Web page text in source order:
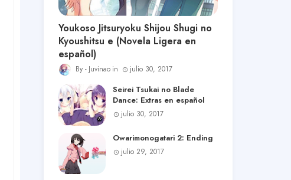
Youkoso Jitsuryoku Shijou Shugi no
Kyoushitsu e (Novela Ligera en
español)
Juvinao julio 30, 2017
Seirei Tsukai no Blade
Dance: Extras en español
julio 30, 2017
Owarimonogatari 2: Ending
julio 29, 2017